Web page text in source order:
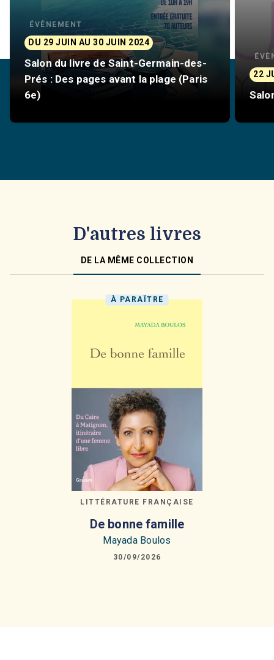
ÉVÈNEMENT
DU 29 JUIN AU 30 JUIN 2024
Salon du livre de Saint-Germain-des-
Prés : Des pages avant la plage (Paris
6e)
22
D'autres livres
DE LA MÊME COLLECTION
À PARAÎTRE
LITTÉRATURE FRANÇAISE
De bonne famille
Mayada Boulos
30/09/2026